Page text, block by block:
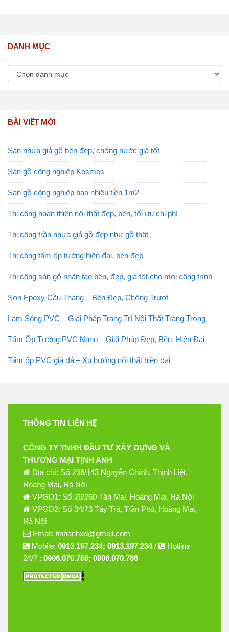
DANH MỤC
BÀI VIẾT MỚI
Sàn nhựa giả gỗ bền đẹp, chống nước giá tốt
Sàn gỗ công nghiệp Kosmos
Sàn gỗ công nghiệp bao nhiêu tiền 1m2
Thi công hoàn thiện nội thất đẹp, bền, tối ưu chi phí
Thi công trần nhựa giả gỗ đẹp như gỗ thật
Thi công tấm ốp tường hiện đại, bền đẹp
Thi công sàn gỗ nhân tạo bền, đẹp, giá tốt cho mọi công trình
Sơn Epoxy Cầu Thang – Bền Đẹp, Chống Trượt
Lam Sóng PVC – Giải Pháp Trang Trí Nội Thất Trang Trọng
Tấm Ốp Tường PVC Nano – Giải Pháp Đẹp, Bền, Hiện Đại
Tấm ốp PVC giả đá – Xu hướng nội thất hiện đại
THÔNG TIN LIÊN HỆ
CÔNG TY TNHH ĐẦU TƯ XÂY DỰNG VÀ
THƯƠNG MẠI TỊNH ANH
Địa chỉ: Số 296/143 Nguyễn Chính, Thịnh Liệt,
Hoàng Mai, Hà Nội
VPGD1: Số 26/260 Tân Mai, Hoàng Mai, Hà Nội
VPGD2: Số 34/73 Tây Trà, Trần Phú, Hoàng Mai,
Hà Nội
Email: tinhanhxd@gmail.com
Mobile: 0913.197.234; 0913.197.234/
Hotline
24/7 : 0906.070.786; 0906.070.786